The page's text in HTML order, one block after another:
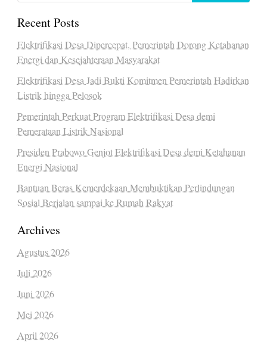
Recent Posts
Elektrifikasi Desa Dipercepat, Pemerintah Dorong Ketahanan
Energi dan Kesejahteraan Masyarakat
Elektrifikasi Desa Jadi Bukti Komitmen Pemerintah Hadirkan
Listrik hingga Pelosok
Pemerintah Perkuat Program Elektrifikasi Desa demi
Pemerataan Listrik Nasional
Presiden Prabowo Genjot Elektrifikasi Desa demi Ketahanan
Energi Nasional
Bantuan Beras Kemerdekaan Membuktikan Perlindungan
Sosial Berjalan sampai ke Rumah Rakyat
Archives
Agustus 2026
Juli 2026
Juni 2026
Mei 2026
April 2026